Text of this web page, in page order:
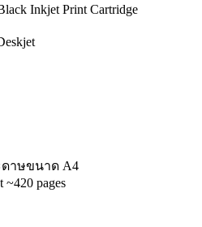
Inkjet Print Cartridge
าษขนาด A4
~420 pages